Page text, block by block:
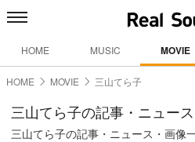
HOME MUSIC MOVIE
HOME MOVIE 三山てら子
三山てら子の記事・ニュー
三山てら子の記事・ニュース・画像